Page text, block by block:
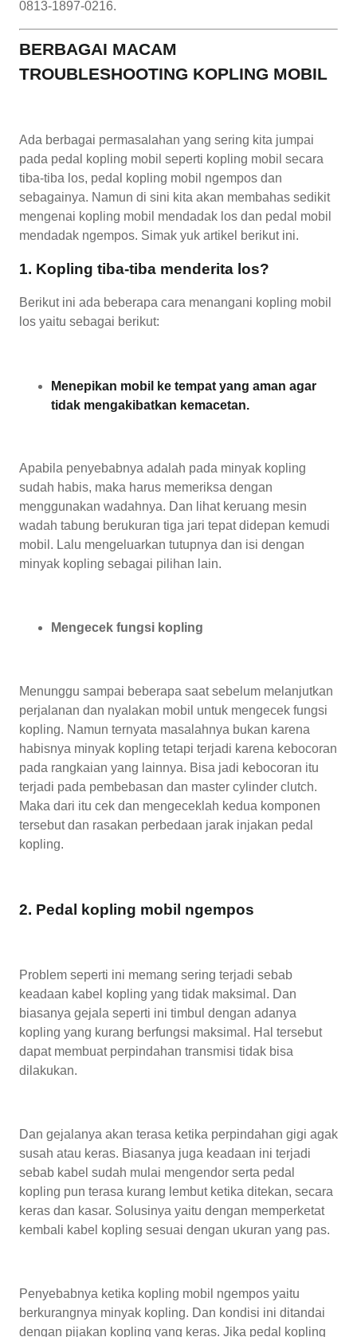
0813-1897-0216.
BERBAGAI MACAM
TROUBLESHOOTING KOPLING MOBIL
Ada berbagai permasalahan yang sering kita jumpai
pada pedal kopling mobil seperti kopling mobil secara
tiba-tiba los, pedal kopling mobil ngempos dan
sebagainya. Namun di sini kita akan membahas sedikit
mengenai kopling mobil mendadak los dan pedal mobil
mendadak ngempos. Simak yuk artikel berikut ini.
1. Kopling tiba-tiba menderita los?
Berikut ini ada beberapa cara menangani kopling mobil
los yaitu sebagai berikut:
Menepikan mobil ke tempat yang aman agar
tidak mengakibatkan kemacetan.
Apabila penyebabnya adalah pada minyak kopling
sudah habis, maka harus memeriksa dengan
menggunakan wadahnya. Dan lihat keruang mesin
wadah tabung berukuran tiga jari tepat didepan kemudi
mobil. Lalu mengeluarkan tutupnya dan isi dengan
minyak kopling sebagai pilihan lain.
Mengecek fungsi kopling
Menunggu sampai beberapa saat sebelum melanjutkan
perjalanan dan nyalakan mobil untuk mengecek fungsi
kopling. Namun ternyata masalahnya bukan karena
habisnya minyak kopling tetapi terjadi karena kebocoran
pada rangkaian yang lainnya. Bisa jadi kebocoran itu
terjadi pada pembebasan dan master cylinder clutch.
Maka dari itu cek dan mengeceklah kedua komponen
tersebut dan rasakan perbedaan jarak injakan pedal
kopling.
2. Pedal kopling mobil ngempos
Problem seperti ini memang sering terjadi sebab
keadaan kabel kopling yang tidak maksimal. Dan
biasanya gejala seperti ini timbul dengan adanya
kopling yang kurang berfungsi maksimal. Hal tersebut
dapat membuat perpindahan transmisi tidak bisa
dilakukan.
Dan gejalanya akan terasa ketika perpindahan gigi agak
susah atau keras. Biasanya juga keadaan ini terjadi
sebab kabel sudah mulai mengendor serta pedal
kopling pun terasa kurang lembut ketika ditekan, secara
keras dan kasar. Solusinya yaitu dengan memperketat
kembali kabel kopling sesuai dengan ukuran yang pas.
Penyebabnya ketika kopling mobil ngempos yaitu
berkurangnya minyak kopling. Dan kondisi ini ditandai
dengan pijakan kopling yang keras. Jika pedal kopling